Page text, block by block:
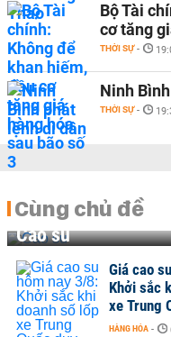
Bộ Tài
cơ tăng
THỜI SỰ -
Ninh
THỜI SỰ -
Cùng chủ đề
Cao su
Giá cao
Khởi sắc
xe Trung
HÀNG HÓA -